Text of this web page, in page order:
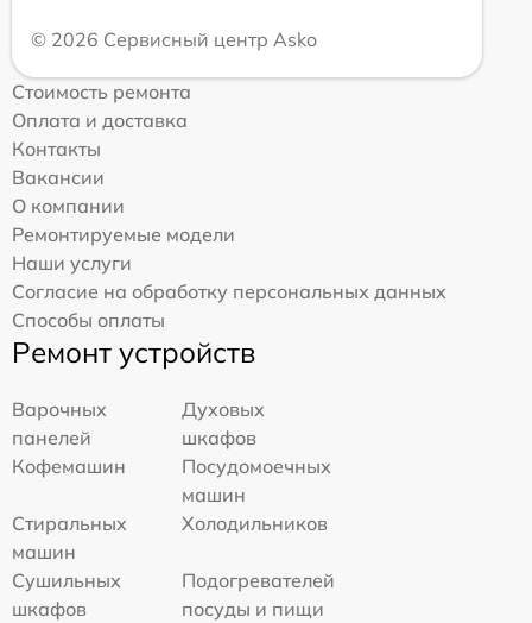
© 2026 Сервисный центр Asko
Стоимость ремонта
Оплата и доставка
Контакты
Вакансии
О компании
Ремонтируемые модели
Наши услуги
Согласие на обработку персональных данных
Способы оплаты
Ремонт устройств
Варочных
панелей
Духовых
шкафов
Кофемашин
Посудомоечных
машин
Стиральных
машин
Холодильников
Сушильных
шкафов
Подогревателей
посуды и пищи